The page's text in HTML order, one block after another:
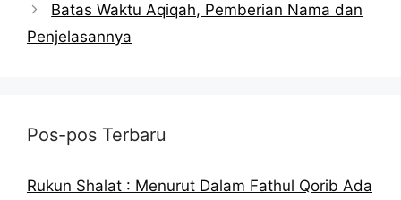
Batas Waktu Aqiqah, Pemberian Nama dan
Penjelasannya
Pos-pos Terbaru
Rukun Shalat : Menurut Dalam Fathul Qorib Ada